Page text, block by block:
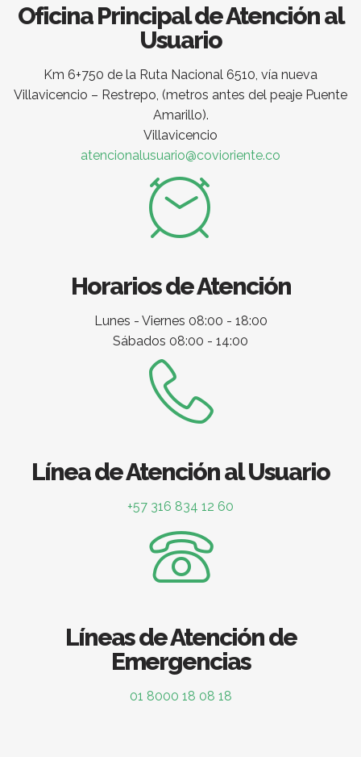
Oficina Principal de Atención al
Usuario
Km 6+750 de la Ruta Nacional 6510, vía nueva
Villavicencio – Restrepo, (metros antes del peaje Puente
Amarillo).
Villavicencio
atencionalusuario@covioriente.co
Horarios de Atención
Lunes - Viernes 08:00 - 18:00
Sábados 08:00 - 14:00
Línea de Atención al Usuario
+57 316 834 12 60
Líneas de Atención de
Emergencias
01 8000 18 08 18